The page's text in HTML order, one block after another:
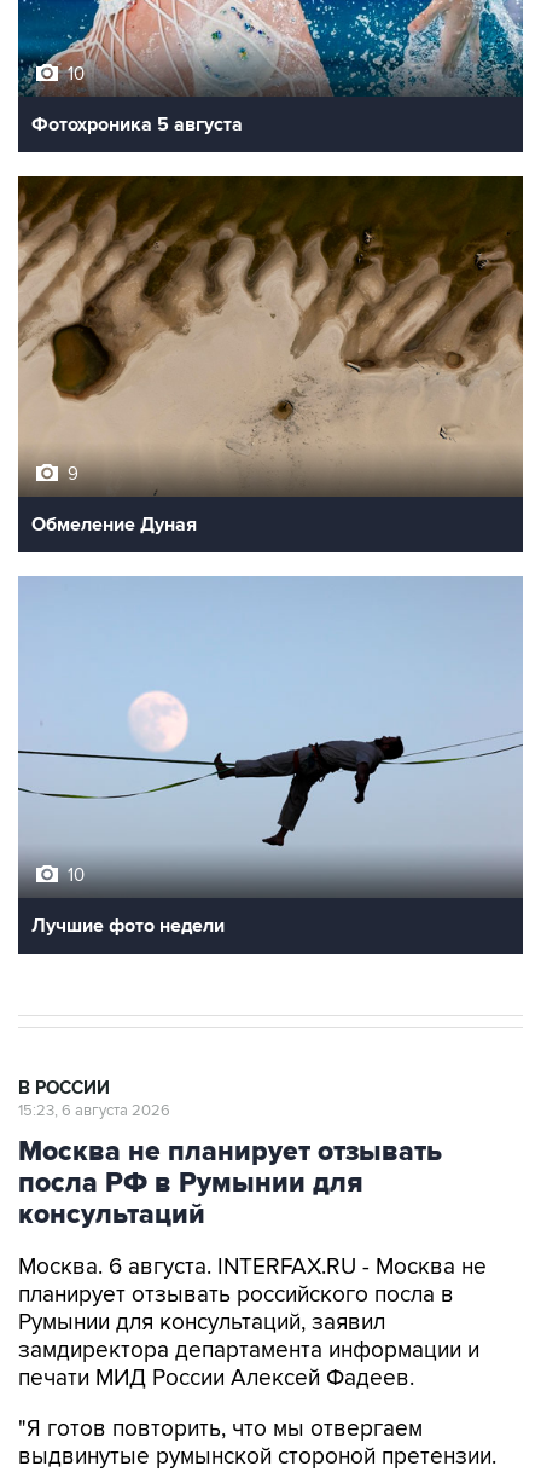
10
Фотохроника 5 августа
9
Обмеление Дуная
10
Лучшие фото недели
В РОССИИ
15:23, 6 августа 2026
Москва не планирует отзывать
посла РФ в Румынии для
консультаций
Москва. 6 августа. INTERFAX.RU - Москва не
планирует отзывать российского посла в
Румынии для консультаций, заявил
замдиректора департамента информации и
печати МИД России Алексей Фадеев.
"Я готов повторить, что мы отвергаем
выдвинутые румынской стороной претензии.